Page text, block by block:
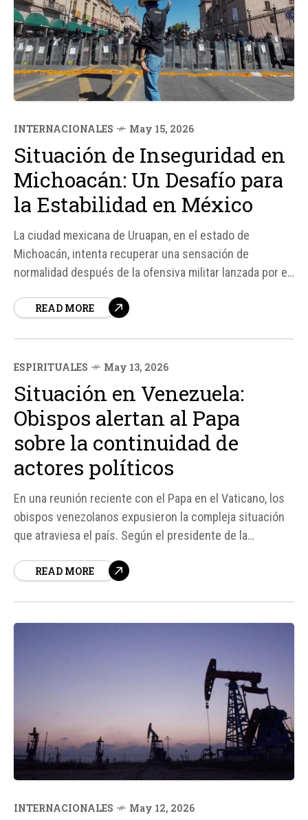
INTERNACIONALES May 15, 2026
Situación de Inseguridad en
Michoacán: Un Desafío para
la Estabilidad en México
La ciudad mexicana de Uruapan, en el estado de
Michoacán, intenta recuperar una sensación de
normalidad después de la ofensiva militar lanzada por el
constante de retenes militares y la persistencia de la
READ MORE
ESPIRITUALES May 13, 2026
Situación en Venezuela:
Obispos alertan al Papa
sobre la continuidad de
actores políticos
En una reunión reciente con el Papa en el Vaticano, los
obispos venezolanos expusieron la compleja situación
que atraviesa el país. Según el presidente de la
González de Zárate, "hay una continuidad en los actores
READ MORE
INTERNACIONALES May 12, 2026